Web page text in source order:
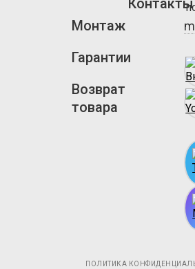
Монтаж
Гарантии
Возврат
товара
Контакты
ПОЛИТИКА